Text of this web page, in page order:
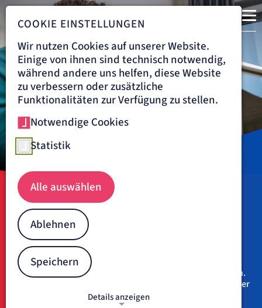
Navigationspfad
MSK PFLEGEHEIM PFLEGEANGEBOT
Unser Pflegeangebot
Für uns stehen Sie im Mittelpunkt: Wir bieten Fachpflege
nach den individuellen Bedürfnissen der Bewohner und
nach neuesten pflegewissenschaftlichen Erkenntnissen an.
Wohlfühlen und Selbstbestimmung stehen bei uns an erster
COOKIE EINSTELLUNGEN
Wir nutzen Cookies auf unserer Website.
Einige von ihnen sind technisch notwendig,
während andere uns helfen, diese Website
zu verbessern oder zusätzliche
Funktionalitäten zur Verfügung zu stellen.
Notwendige Cookies
Statistik
Alle auswählen
Ablehnen
Speichern
Details anzeigen